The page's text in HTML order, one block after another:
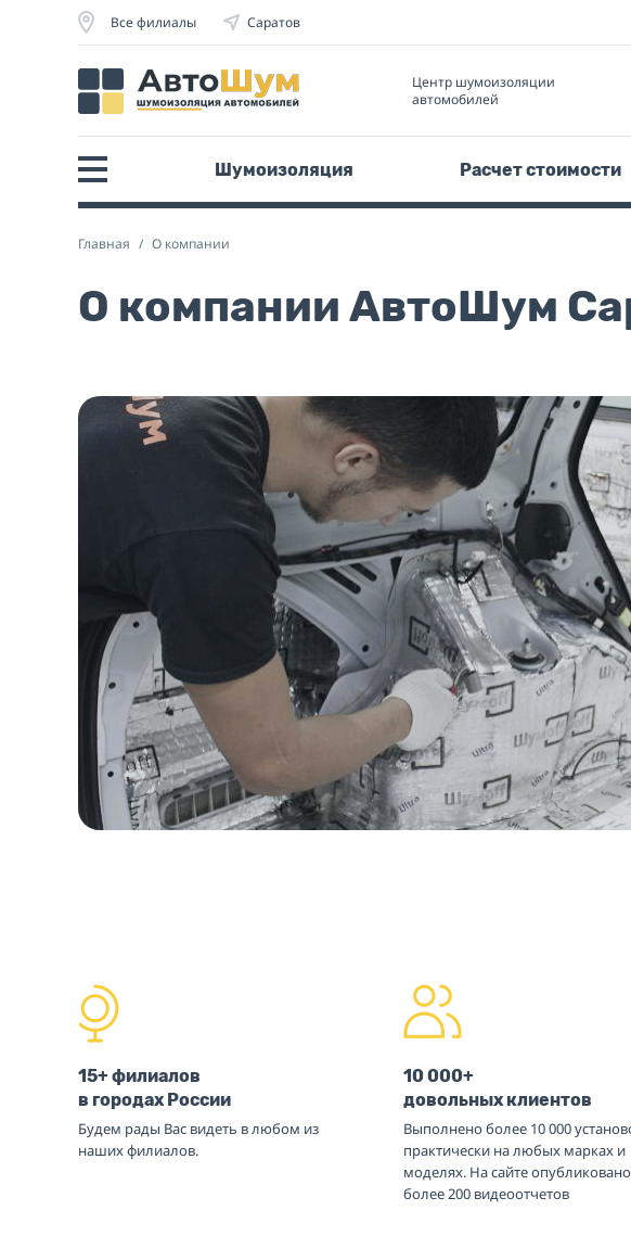
Все филиалы Саратов
Центр шумоизоляции
автомобилей
Шумоизоляция Расчет стоимости
Главная О компании
О компании АвтоШум
15+ филиалов
в городах России
Будем рады Вас видеть в любом из
наших филиалов.
10 000+
довольных клиентов
Выполнено более 10 000
практически на любых марках и
моделях. На сайте опубликовано
более 200 видеоотчетов